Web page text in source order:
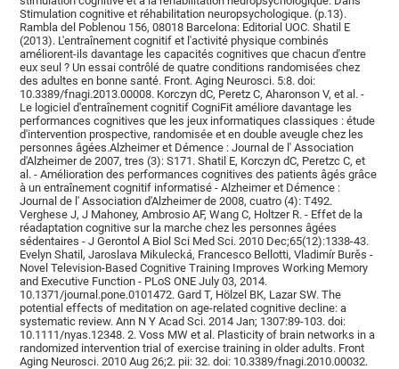
Stimulation cognitive et réhabilitation neuropsychologique. (p.13).
Rambla del Poblenou 156, 08018 Barcelona: Editorial UOC. Shatil E
(2013). L'entraînement cognitif et l'activité physique combinés
améliorent-ils davantage les capacités cognitives que chacun d'entre
eux seul ? Un essai contrôlé de quatre conditions randomisées chez
des adultes en bonne santé. Front. Aging Neurosci. 5:8. doi:
10.3389/fnagi.2013.00008. Korczyn dC, Peretz C, Aharonson V, et al. -
Le logiciel d'entraînement cognitif CogniFit améliore davantage les
performances cognitives que les jeux informatiques classiques : étude
d'intervention prospective, randomisée et en double aveugle chez les
personnes âgées.Alzheimer et Démence : Journal de l' Association
d'Alzheimer de 2007, tres (3): S171. Shatil E, Korczyn dC, Peretzc C, et
al. - Amélioration des performances cognitives des patients âgés grâce
à un entraînement cognitif informatisé - Alzheimer et Démence :
Journal de l' Association d'Alzheimer de 2008, cuatro (4): T492.
Verghese J, J Mahoney, Ambrosio AF, Wang C, Holtzer R. - Effet de la
réadaptation cognitive sur la marche chez les personnes âgées
sédentaires - J Gerontol A Biol Sci Med Sci. 2010 Dec;65(12):1338-43.
Evelyn Shatil, Jaroslava Mikulecká, Francesco Bellotti, Vladimír Burěs -
Novel Television-Based Cognitive Training Improves Working Memory
and Executive Function - PLoS ONE July 03, 2014.
10.1371/journal.pone.0101472. Gard T, Hölzel BK, Lazar SW. The
potential effects of meditation on age-related cognitive decline: a
systematic review. Ann N Y Acad Sci. 2014 Jan; 1307:89-103. doi:
10.1111/nyas.12348. 2. Voss MW et al. Plasticity of brain networks in a
randomized intervention trial of exercise training in older adults. Front
Aging Neurosci. 2010 Aug 26;2. pii: 32. doi: 10.3389/fnagi.2010.00032.